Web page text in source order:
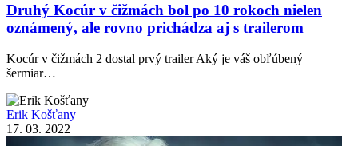
Druhý Kocúr v čižmách bol po 10 rokoch nielen
oznámený, ale rovno prichádza aj s trailerom
Kocúr v čižmách 2 dostal prvý trailer Aký je váš obľúbený
šermiar…
Erik Košťany
17. 03. 2022